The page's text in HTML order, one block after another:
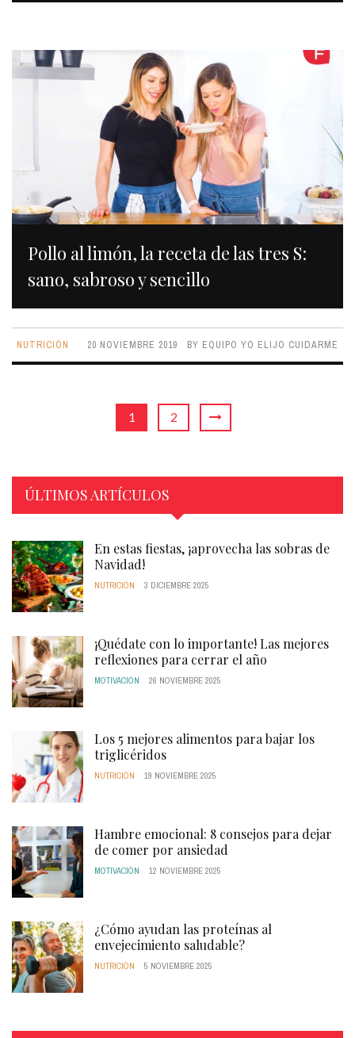
Pollo al limón, la receta de las tres S:
sano, sabroso y sencillo
NUTRICIÓN 20 NOVIEMBRE 2019 BY EQUIPO YO ELIJO CUIDARME
1 2
ÚLTIMOS ARTÍCULOS
En estas fiestas, ¡aprovecha las sobras de
Navidad!
NUTRICIÓN 3 DICIEMBRE 2025
¡Quédate con lo importante! Las mejores
reflexiones para cerrar el año
MOTIVACIÓN 26 NOVIEMBRE 2025
Los 5 mejores alimentos para bajar los
triglicéridos
NUTRICIÓN 19 NOVIEMBRE 2025
Hambre emocional: 8 consejos para dejar
de comer por ansiedad
MOTIVACIÓN 12 NOVIEMBRE 2025
¿Cómo ayudan las proteínas al
envejecimiento saludable?
NUTRICIÓN 5 NOVIEMBRE 2025